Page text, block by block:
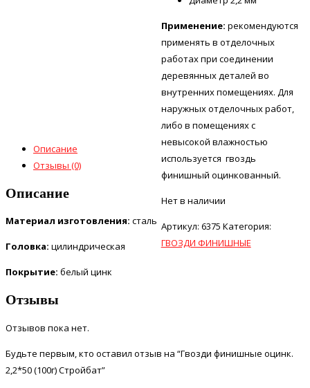
Применение: рекомендуются
применять в отделочных
работах при соединении
деревянных деталей во
внутренних помещениях. Для
наружных отделочных работ,
либо в помещениях с
невысокой влажностью
используется гвоздь
финишный оцинкованный.
Нет в наличии
Артикул: 6375 Категория:
ГВОЗДИ ФИНИШНЫЕ
Описание
Отзывы (0)
Описание
Материал изготовления: сталь
Головка: цилиндрическая
Покрытие: белый цинк
Отзывы
Отзывов пока нет.
Будьте первым, кто оставил отзыв на “Гвозди финишные оцинк.
2,2*50 (100г) Стройбат”